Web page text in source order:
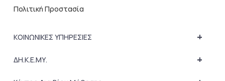
Πολιτική Προστασία
+
ΚΟΙΝΩΝΙΚΕΣ ΥΠΗΡΕΣΙΕΣ
+
ΔΗ.Κ.Ε.ΜΥ.